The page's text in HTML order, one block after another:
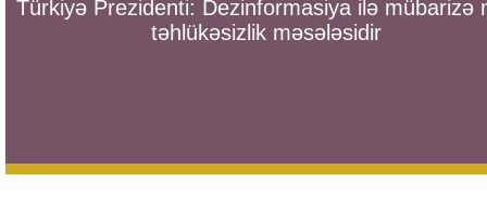
Türkiyə Prezidenti: Dezinformasiya ilə mübarizə
təhlükəsizlik məsələsidir